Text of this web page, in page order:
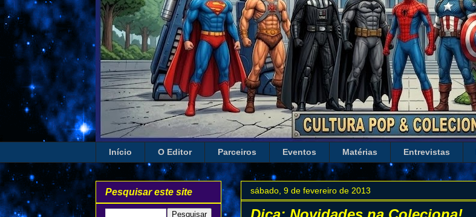
Início O Editor Parceiros Eventos Matérias Entrevistas
sábado, 9 de fevereiro de 2013
Pesquisar este site